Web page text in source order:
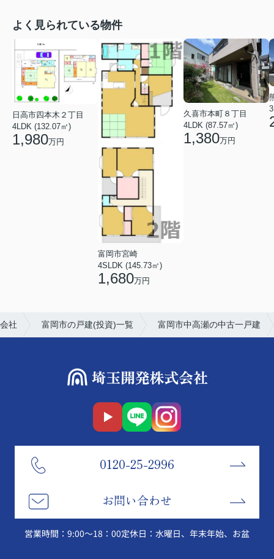
よく見られている物件
日高市四本木２丁目
4LDK (132.07㎡)
1,980万円
富岡市宮崎
4SLDK (145.73㎡)
1,680万円
久喜市本町８丁目
4LDK (87.57㎡)
1,380万円
社 富岡市の戸建(投資)一覧 富岡市中高瀬の中古一戸建
0120-25-2996
お問い合わせ
営業時間：9:00～18：00定休日：水曜日、年末年始、お盆